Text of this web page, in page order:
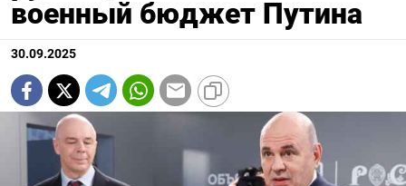
военный бюджет Путина
30.09.2025